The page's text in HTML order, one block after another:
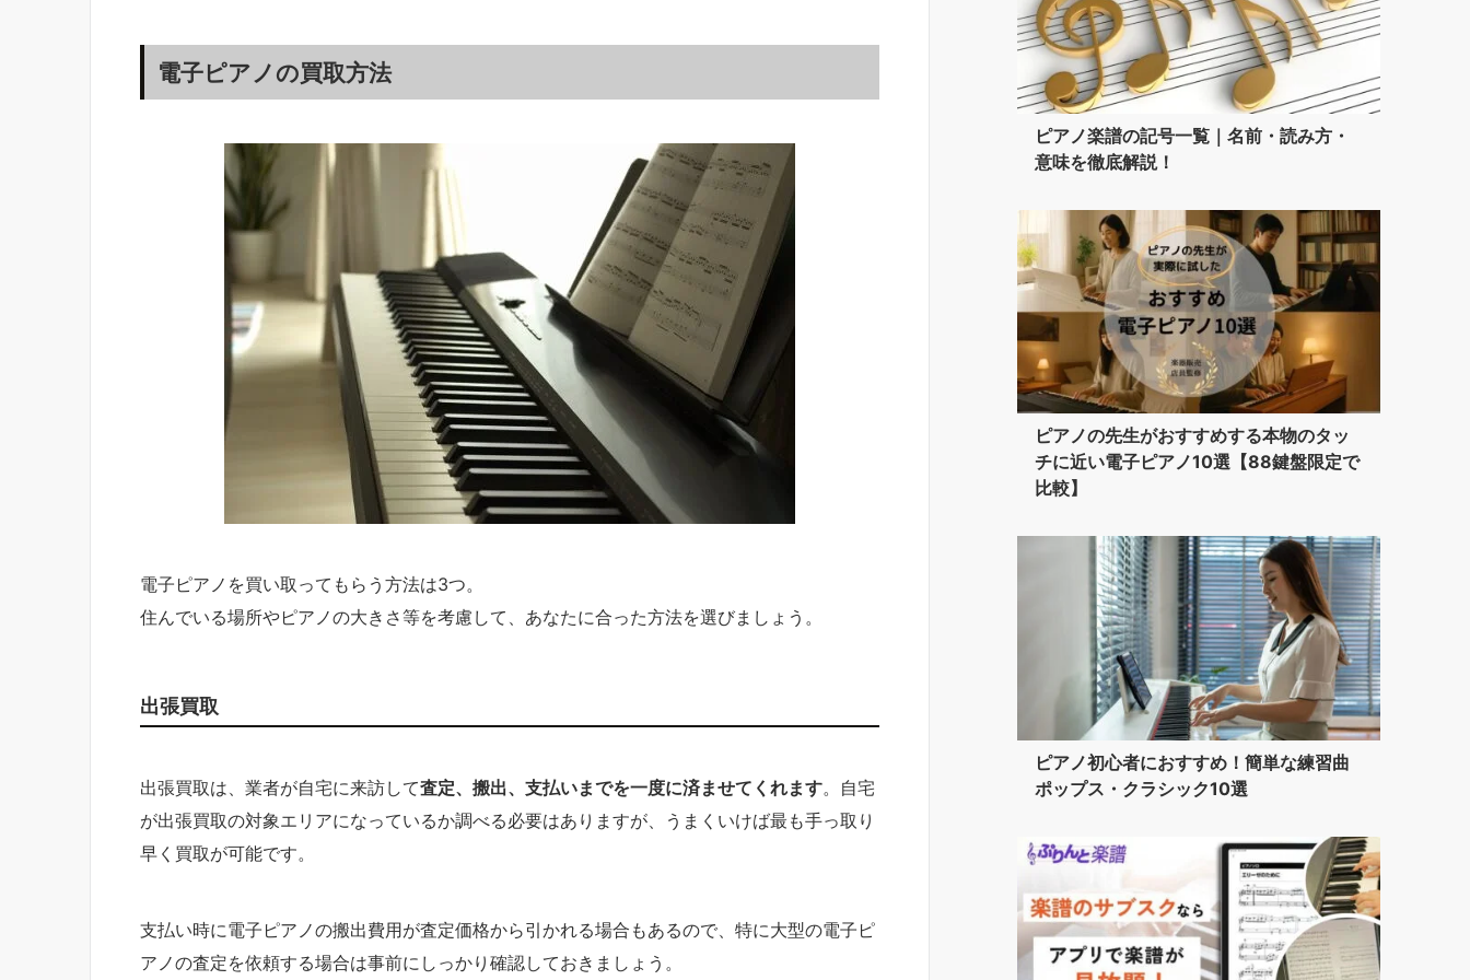
電子ピアノの買取方法
電子ピアノを買い取ってもらう方法は3つ。
住んでいる場所やピアノの大きさ等を考慮して、あなたに合った方法を選びましょう。
出張買取
出張買取は、業者が自宅に来訪して査定、搬出、支払いまでを一度に済ませてくれます。自宅
が出張買取の対象エリアになっているか調べる必要はありますが、うまくいけば最も手っ取り
早く買取が可能です。
支払い時に電子ピアノの搬出費用が査定価格から引かれる場合もあるので、特に大型の電子ピ
アノの査定を依頼する場合は事前にしっかり確認しておきましょう。
ピアノ楽譜の記号一覧｜名前・読み方・
意味を徹底解説！
ピアノの先生がおすすめする本物のタッ
チに近い電子ピアノ10選【88鍵盤限定で
比較】
ピアノ初心者におすすめ！簡単な練習曲
ポップス・クラシック10選